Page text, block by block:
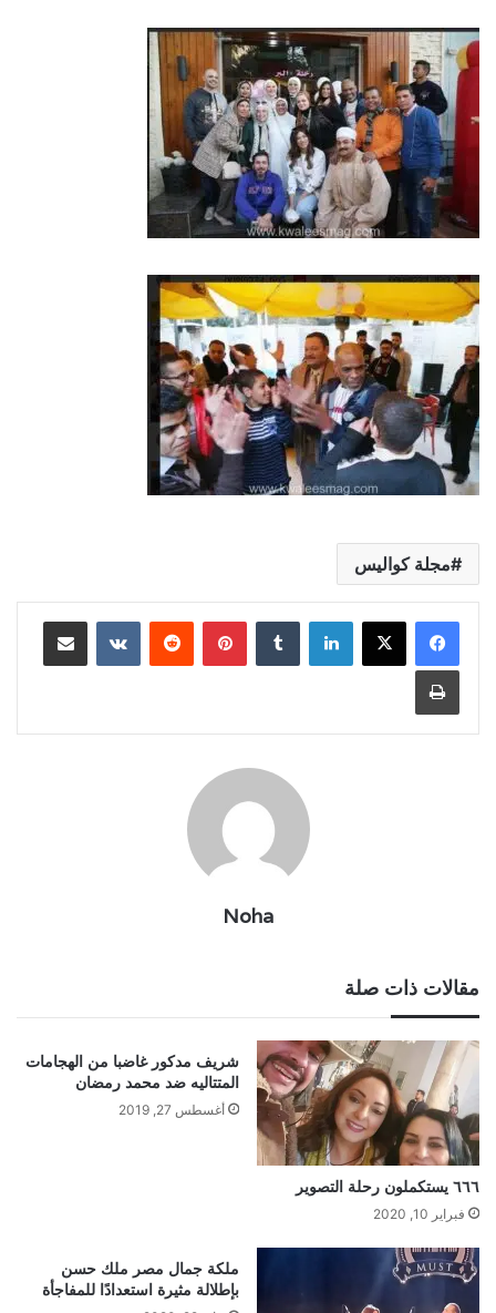
مجلة كواليس
لينكدإن بينتيريست مشاركة عبر البريد
طباعة
Noha
مقالات ذات صلة
٦٦٦ يستكملون رحلة التصوير
فبراير 10, 2020
شريف مدكور غاضبا من الهجامات
المتتاليه ضد محمد رمضان
أغسطس 27, 2019
ملكة جمال مصر ملك حسن
بإطلالة مثيرة استعدادًا للمفاجأة